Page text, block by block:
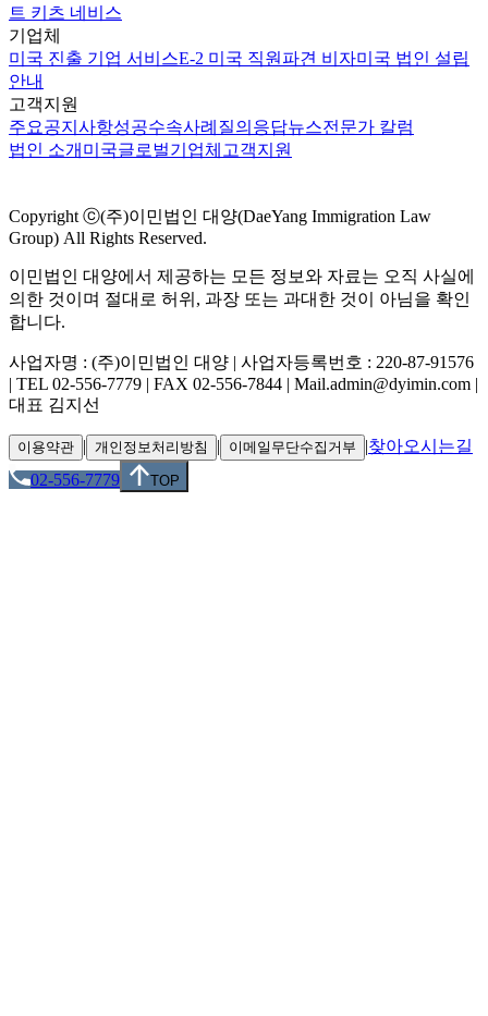
트 키츠 네비스
기업체
미국 진출 기업 서비스E-2 미국 직원파견 비자미국 법인 설립
안내
고객지원
주요공지사항성공수속사례 질의응답뉴스전문가 칼럼
법인 소개 미국글로벌기업체 고객지원
Copyright ⓒ(주)이민법인 대양(DaeYang Immigration Law
Group) All Rights Reserved.
이민법인 대양에서 제공하는 모든 정보와 자료는 오직 사실에
의한 것이며 절대로 허위, 과장 또는 과대한 것이 아님을 확인
합니다.
사업자명 : (주)이민법인 대양 | 사업자등록번호 : 220-87-91576
| TEL 02-556-7779 | FAX 02-556-7844 | Mail.admin@dyimin.com |
대표 김지선
이용약관 | 개인정보처리방침 | 이메일무단수집거부 |찾아오시는길
02-556-7779
TOP